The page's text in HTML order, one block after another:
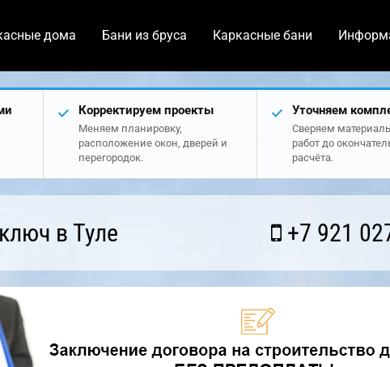
дома Бани из бруса Каркасные бани
Корректируем проекты
Меняем планировку,
расположение окон, дверей и
перегородок.
Уточняем
Сверяем
работ до
расчёта.
в Туле +7 921